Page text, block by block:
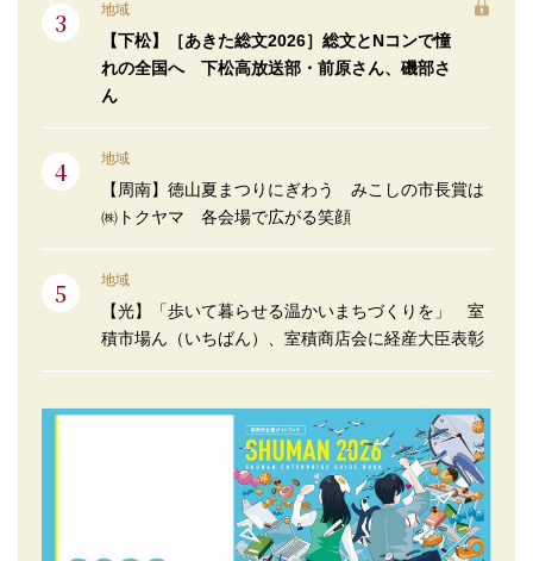
地域
【下松】［あきた総文2026］総文とNコンで憧
れの全国へ 下松高放送部・前原さん、磯部さ
ん
地域
【周南】徳山夏まつりにぎわう みこしの市長賞は
㈱トクヤマ 各会場で広がる笑顔
地域
【光】「歩いて暮らせる温かいまちづくりを」 室
積市場ん（いちばん）、室積商店会に経産大臣表彰